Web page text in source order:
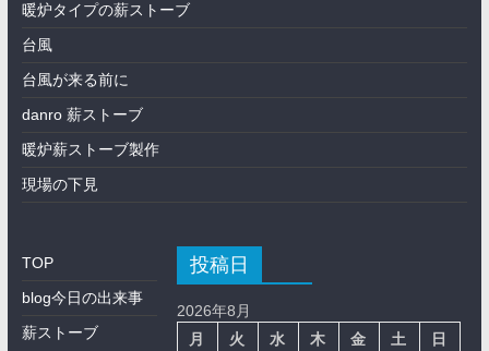
暖炉タイプの薪ストーブ
台風
台風が来る前に
danro 薪ストーブ
暖炉薪ストーブ製作
現場の下見
TOP
blog今日の出来事
薪ストーブ
投稿日
2026年8月
月
火 水 木 金 土 日